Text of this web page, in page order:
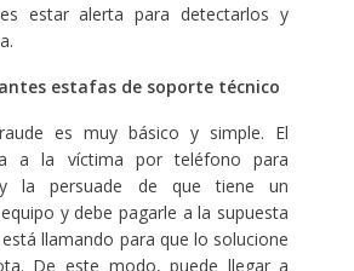
estar alerta para detectarlos y
estafas de soporte técnico
es muy básico y simple. El
a la víctima por teléfono para
y la persuade de que tiene un
y debe pagarle a la supuesta
llamando para que lo solucione
De este modo, puede llegar a